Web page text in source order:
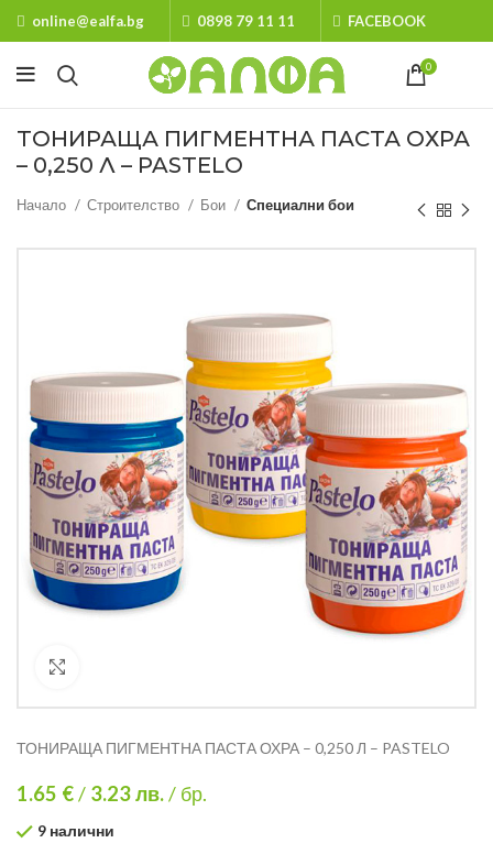
online@ealfa.bg 0898 79 11 11 FACEBOOK
0
ТОНИРАЩА ПИГМЕНТНА ПАСТА ОХРА
– 0,250 Л – PASTELO
Начало Строителство Бои Специални бои
ТОНИРАЩА ПИГМЕНТНА ПАСТА ОХРА – 0,250 Л – PASTELO
1.65 €/ 3.23лв./ бр.
9 налични